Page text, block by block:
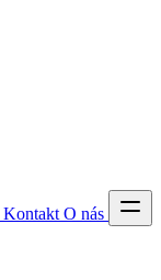
Kontakt O nás